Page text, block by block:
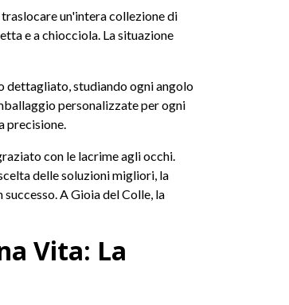
traslocare un'intera collezione di
e a chiocciola. La situazione
dettagliato, studiando ogni angolo
personalizzate per ogni
precisione.
con le lacrime agli occhi.
delle soluzioni migliori, la
A Gioia del Colle, la
Vita: La